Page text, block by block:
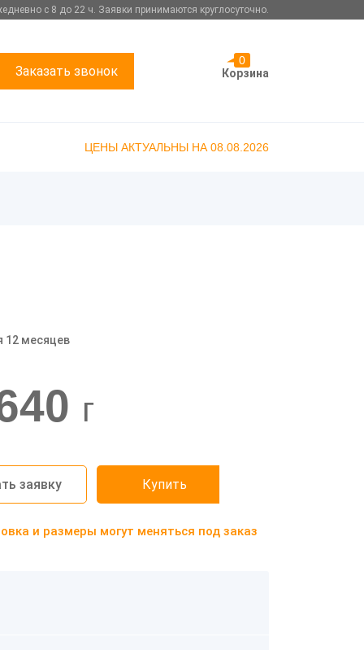
с 8 до 22 ч. Заявки принимаются круглосуточно.
Заказать звонок
0
Корзина
ЦЕНЫ АКТУАЛЬНЫ НА 08.08.2026
12 месяцев
г
заявку Купить
и размеры могут меняться под заказ